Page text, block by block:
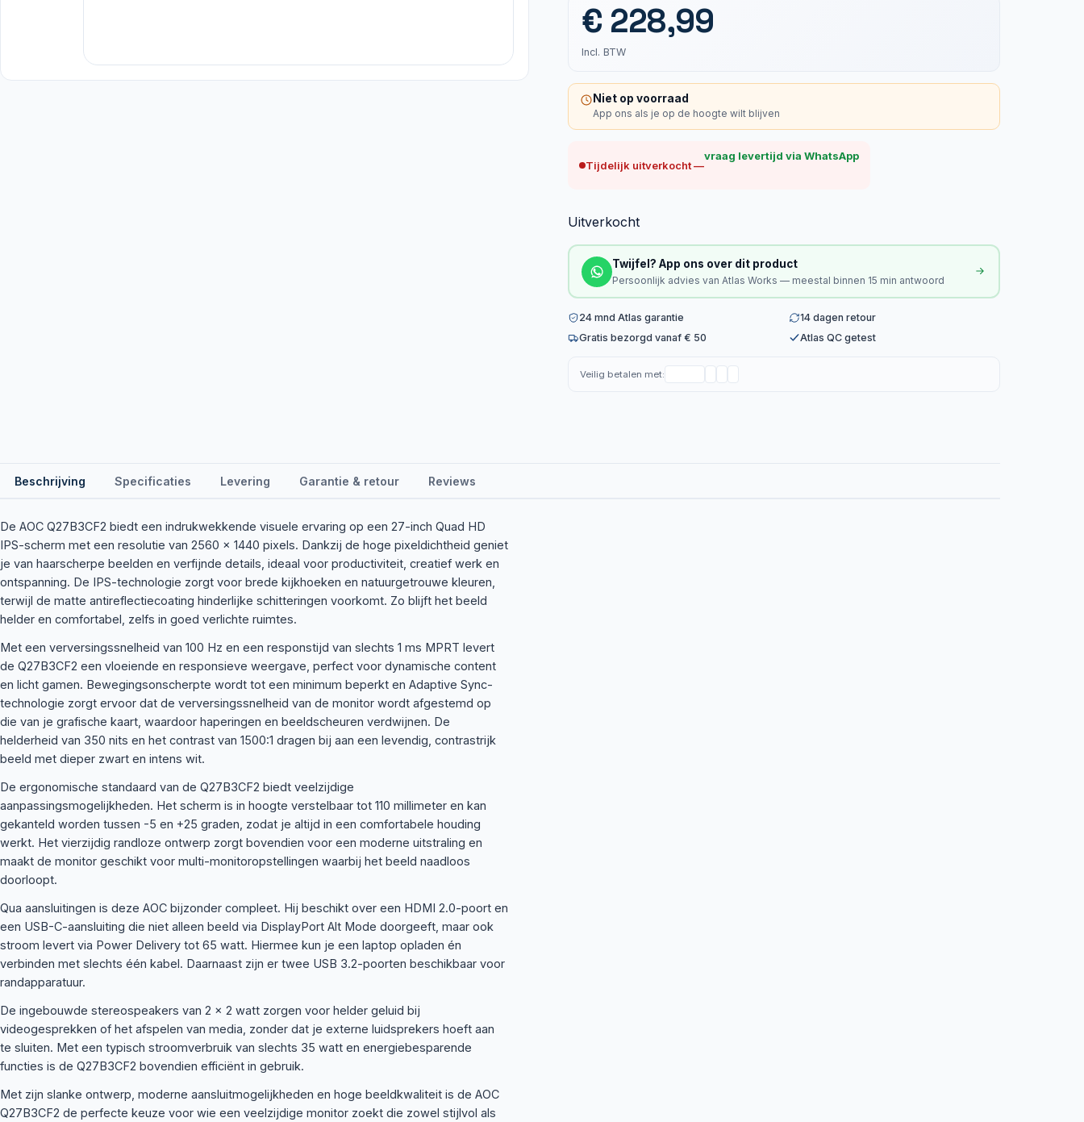
€ 228,99
Incl. BTW
Niet op voorraad
App ons als je op de hoogte wilt blijven
Tijdelijk uitverkocht —
vraag levertijd via WhatsApp
Uitverkocht
Twijfel? App ons over dit product
Persoonlijk advies van Atlas Works — meestal binnen 15 min antwoord
24 mnd Atlas garantie
14 dagen retour
Gratis bezorgd vanaf € 50
Atlas QC getest
Veilig betalen met:
Beschrijving Specificaties Levering Garantie & retour Reviews
De AOC Q27B3CF2 biedt een indrukwekkende visuele ervaring op een 27-inch Quad HD
IPS-scherm met een resolutie van 2560 x 1440 pixels. Dankzij de hoge pixeldichtheid geniet
je van haarscherpe beelden en verfijnde details, ideaal voor productiviteit, creatief werk en
ontspanning. De IPS-technologie zorgt voor brede kijkhoeken en natuurgetrouwe kleuren,
terwijl de matte antireflectiecoating hinderlijke schitteringen voorkomt. Zo blijft het beeld
helder en comfortabel, zelfs in goed verlichte ruimtes.
Met een verversingssnelheid van 100 Hz en een responstijd van slechts 1 ms MPRT levert
de Q27B3CF2 een vloeiende en responsieve weergave, perfect voor dynamische content
en licht gamen. Bewegingsonscherpte wordt tot een minimum beperkt en Adaptive Sync-
technologie zorgt ervoor dat de verversingssnelheid van de monitor wordt afgestemd op
die van je grafische kaart, waardoor haperingen en beeldscheuren verdwijnen. De
helderheid van 350 nits en het contrast van 1500:1 dragen bij aan een levendig, contrastrijk
beeld met dieper zwart en intens wit.
De ergonomische standaard van de Q27B3CF2 biedt veelzijdige
aanpassingsmogelijkheden. Het scherm is in hoogte verstelbaar tot 110 millimeter en kan
gekanteld worden tussen -5 en +25 graden, zodat je altijd in een comfortabele houding
werkt. Het vierzijdig randloze ontwerp zorgt bovendien voor een moderne uitstraling en
maakt de monitor geschikt voor multi-monitoropstellingen waarbij het beeld naadloos
doorloopt.
Qua aansluitingen is deze AOC bijzonder compleet. Hij beschikt over een HDMI 2.0-poort en
een USB-C-aansluiting die niet alleen beeld via DisplayPort Alt Mode doorgeeft, maar ook
stroom levert via Power Delivery tot 65 watt. Hiermee kun je een laptop opladen én
verbinden met slechts één kabel. Daarnaast zijn er twee USB 3.2-poorten beschikbaar voor
randapparatuur.
De ingebouwde stereospeakers van 2 x 2 watt zorgen voor helder geluid bij
videogesprekken of het afspelen van media, zonder dat je externe luidsprekers hoeft aan
te sluiten. Met een typisch stroomverbruik van slechts 35 watt en energiebesparende
functies is de Q27B3CF2 bovendien efficiënt in gebruik.
Met zijn slanke ontwerp, moderne aansluitmogelijkheden en hoge beeldkwaliteit is de AOC
Q27B3CF2 de perfecte keuze voor wie een veelzijdige monitor zoekt die zowel stijlvol als